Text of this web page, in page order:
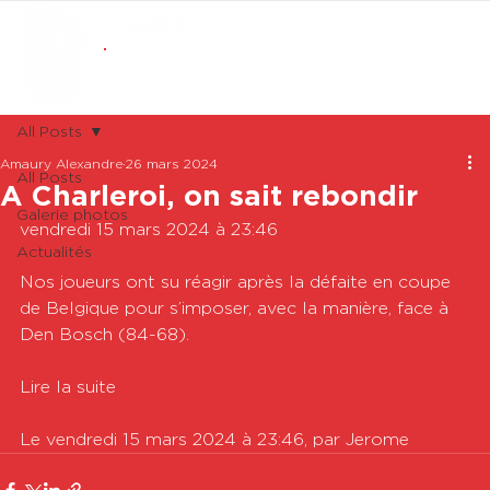
All Posts
Galerie photos
Actualités
All Posts
A Charleroi, on sait rebondir
Amaury Alexandre 26 mars 2024
vendredi 15 mars 2024 à 23:46
Nos joueurs ont su réagir après la défaite en coupe
de Belgique pour s’imposer, avec la manière, face à
Den Bosch (84-68).
Lire la suite
Le vendredi 15 mars 2024 à 23:46, par Jerome